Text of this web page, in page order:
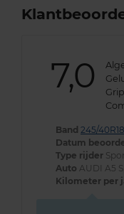
7,0
Grip
Band 245/
Datum
Type rijder
Auto AUDI A5
Kilometer per